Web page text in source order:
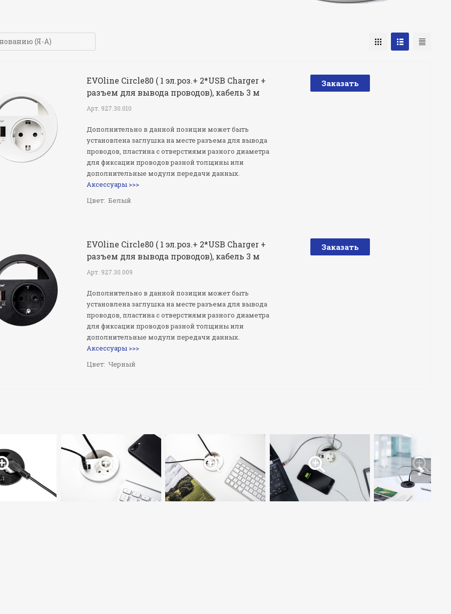
EVOline Circle80 ( 1 эл.роз.+ 2*USB Charger +
разъем для вывода проводов), кабель 3 м
Арт. 927.30.010
Дополнительно в данной позиции может быть
установлена заглушка на месте разъема для вывода
проводов, пластина с отверстиями разного диаметра
для фиксации проводов разной толщины или
дополнительные модули передачи данных.
Аксессуары >>>
Цвет: Белый
Заказать
EVOline Circle80 ( 1 эл.роз.+ 2*USB Charger +
разъем для вывода проводов), кабель 3 м
Арт. 927.30.009
Дополнительно в данной позиции может быть
установлена заглушка на месте разъема для вывода
проводов, пластина с отверстиями разного диаметра
для фиксации проводов разной толщины или
дополнительные модули передачи данных.
Аксессуары >>>
Цвет: Черный
Заказать